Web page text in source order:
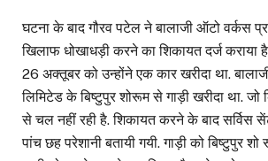
घटना के बाद गौरव पटेल ने बालाजी ऑटो वर्कस
खिलाफ धोखाधड़ी करने का शिकायत दर्ज कराया
26 अक्तूबर को उन्होंने एक कार खरीदा था.
लिमिटेड के बिष्टुपुर शोरूम से गाड़ी खरीदा था.
से चल नहीं रही है. शिकायत करने के बाद सर्विस
पांच छह परेशानी बतायी गयी. गाड़ी को बिष्टुपुर